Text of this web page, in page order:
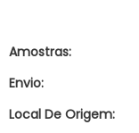
Amostras:
Envio:
Local De Origem: